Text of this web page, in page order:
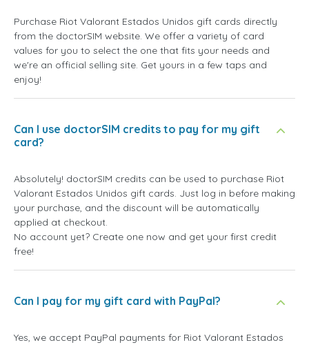
Purchase Riot Valorant Estados Unidos gift cards directly
from the doctorSIM website. We offer a variety of card
values for you to select the one that fits your needs and
we're an official selling site. Get yours in a few taps and
enjoy!
Can I use doctorSIM credits to pay for my gift
card?
Absolutely! doctorSIM credits can be used to purchase Riot
Valorant Estados Unidos gift cards. Just log in before making
your purchase, and the discount will be automatically
applied at checkout.
No account yet? Create one now and get your first credit
free!
Can I pay for my gift card with PayPal?
Yes, we accept PayPal payments for Riot Valorant Estados